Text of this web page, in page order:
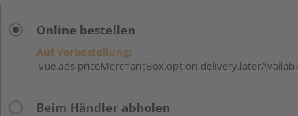
Online bestellen
Auf Vorbestellung:
Beim Händler abholen